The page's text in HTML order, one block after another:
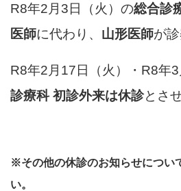
R8年2月3日（火）の総合診
医師に代わり、 山形医師が
R8年2月17日（火）・R8年
診療科 初診外来は休診とさ
※その他の休診のお知らせについ
い。